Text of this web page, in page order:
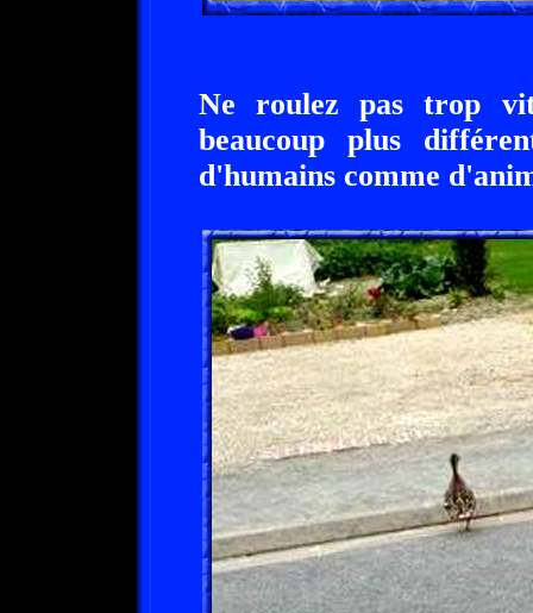
Ne roulez pas trop
beaucoup plus
d'humains comme